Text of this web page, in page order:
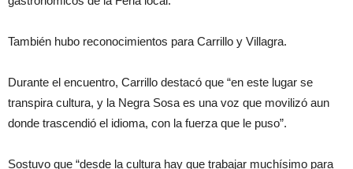
También hubo reconocimientos para Carrillo y Villagra.
Durante el encuentro, Carrillo destacó que “en este lugar se
transpira cultura, y la Negra Sosa es una voz que movilizó aun
donde trascendió el idioma, con la fuerza que le puso”.
Sostuvo que “desde la cultura hay que trabajar muchísimo para